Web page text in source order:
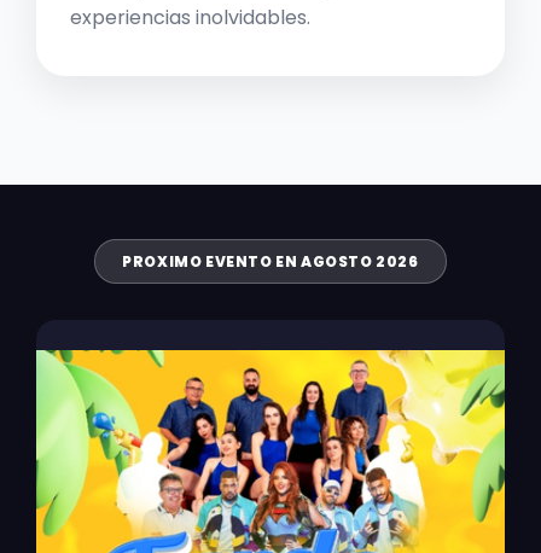
experiencias inolvidables.
PROXIMO EVENTO EN AGOSTO 2026